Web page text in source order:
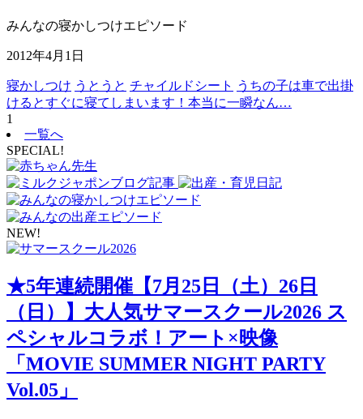
みんなの寝かしつけエピソード
2012年4月1日
寝かしつけ うとうと チャイルドシート
うちの子は車で出掛
けるとすぐに寝てしまいます！本当に一瞬なん…
1
一覧へ
SPECIAL!
NEW!
★5年連続開催【7月25日（土）26日
（日）】大人気サマースクール2026 ス
ペシャルコラボ！アート×映像
「MOVIE SUMMER NIGHT PARTY
Vol.05」